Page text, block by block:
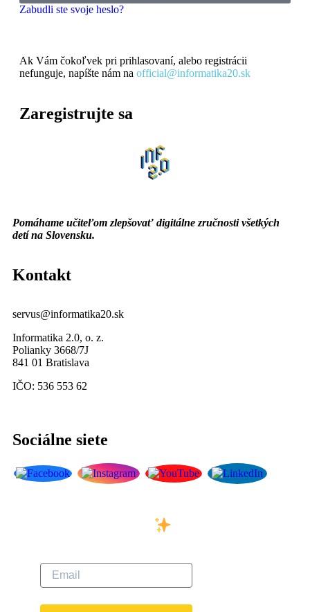
Zabudli ste svoje heslo?
Ak Vám čokoľvek pri prihlasovaní, alebo registrácii
nefunguje, napíšte nám na official@informatika20.sk
Zaregistrujte sa
Pomáhame učiteľom zlepšovať digitálne zručnosti všetkých
detí na Slovensku.
Kontakt
servus@informatika20.sk
Informatika 2.0, o. z.
Polianky 3668/7J
841 01 Bratislava
IČO: 536 553 62
Sociálne siete